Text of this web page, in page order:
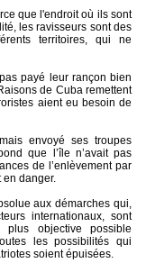
que l'endroit où ils sont
les ravisseurs sont des
territoires, qui ne
payé leur rançon bien
de Cuba remettent
aient eu besoin de
envoyé ses troupes
que l’île n’avait pas
de l’enlèvement par
en danger.
aux démarches qui,
internationaux, sont
objective possible
les possibilités qui
soient épuisées.